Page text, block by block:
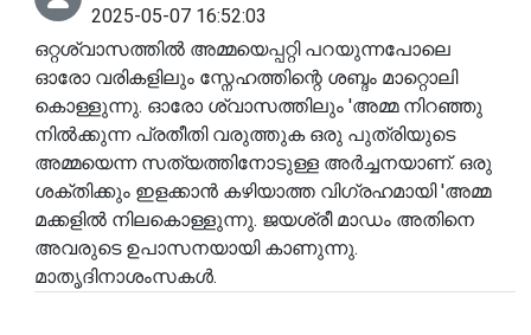
2025-05-07 16:52:03
ഒറ്റശ്വാസത്തിൽ അമ്മയെപ്പറ്റി പറയുന്നപോലെ
ഓരോ വരികളിലും സ്നേഹത്തിന്റെ ശബ്ദം മാറ്റൊലി
കൊള്ളുന്നു. ഓരോ ശ്വാസത്തിലും 'അമ്മ നിറഞ്ഞു
നിൽക്കുന്ന പ്രതീതി വരുത്തുക ഒരു പുത്രിയുടെ
അമ്മയെന്ന സത്യത്തിനോടുള്ള അർച്ചനയാണ്. ഒരു
ശക്തിക്കും ഇളക്കാൻ കഴിയാത്ത വിഗ്രഹമായി 'അമ്മ
മക്കളിൽ നിലകൊള്ളുന്നു. ജയശ്രീ മാഡം അതിനെ
അവരുടെ ഉപാസനയായി കാണുന്നു.
മാതൃദിനാശംസകൾ.